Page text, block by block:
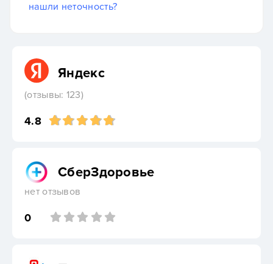
нашли неточность?
Яндекс
(отзывы: 123)
4.8
СберЗдоровье
нет отзывов
0